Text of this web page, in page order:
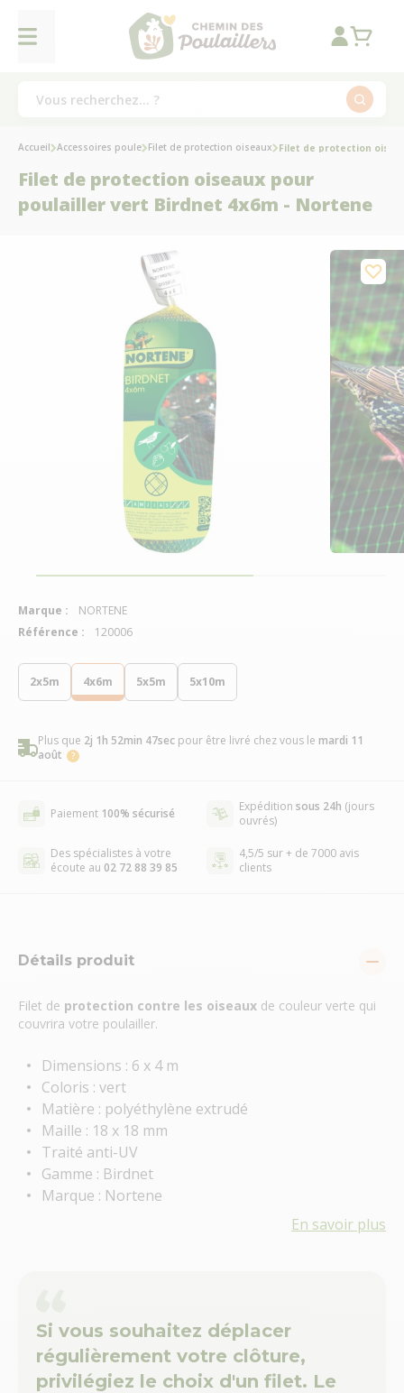
2x5m 4x6m 5x5m 5x10m
Plus que 2j 1h 52min 46sec pour être livré chez vous le mardi 11
août
Paiement 100% sécurisé Expédition sous 24h (jours
ouvrés)
Des spécialistes à votre
écoute au 02 72 88 39 85
4,5/5 sur + de 7000 avis
clients
Détails produit
Filet de protection contre les oiseaux de couleur verte qui
couvrira votre poulailler.
Dimensions : 6 x 4 m
Coloris : vert
Matière : polyéthylène extrudé
Maille : 18 x 18 mm
Traité anti-UV
Gamme : Birdnet
Marque : Nortene
En savoir plus
Si vous souhaitez déplacer
régulièrement votre clôture,
privilégiez le choix d'un filet. Le
Accueil Accessoires poule Filet de protection oiseaux Filet de protection
Filet de protection oiseaux pour
poulailler vert Birdnet 4x6m - Nortene
Marque :
NORTENE
Référence :
120006